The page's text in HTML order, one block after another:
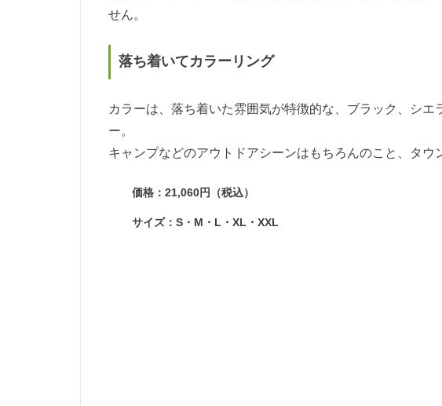
せん。
落ち着いてカラーリング
カラーは、落ち着いた雰囲気が特徴的な、ブラック、シ
ー。
キャンプなどのアウトドアシーンはもちろんのこと、タウ
価格：21,060円（税込）
サイズ：S・M・L・XL・XXL